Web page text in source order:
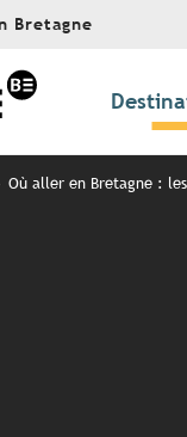
Bretagne
Où aller en Bretagne :